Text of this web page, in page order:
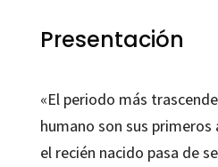
Presentación
«El periodo más
humano son sus primeros
el recién nacido pasa de